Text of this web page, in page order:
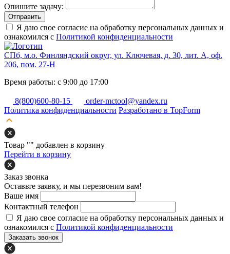
Опишите задачу:
Отправить
Я даю свое согласие на обработку персональных данных и
ознакомился с Политикой конфиденциальности
СПб, м.о. Финляндский округ, ул. Ключевая, д. 30, лит. А, оф.
206, пом. 27-Н
Время работы: с 9:00 до 17:00
8(800)600-80-15
order-mctool@yandex.ru
Политика конфиденциальности Разработано в TopForm
Товар "" добавлен в корзину
Перейти в корзину
Заказ звонка
Оставьте заявку, и мы перезвоним вам!
Ваше имя
Контактный телефон
Я даю свое согласие на обработку персональных данных и
ознакомился с Политикой конфиденциальности
Заказать звонок